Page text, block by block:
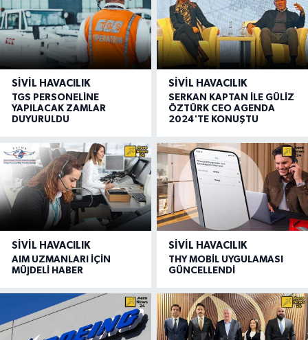
SIVIL HAVACILIK
TGS PERSONELİNE
YAPILACAK ZAMLAR
DUYURULDU
SIVIL HAVACILIK
SERKAN KAPTAN İLE GÜLİZ
ÖZTÜRK CEO AGENDA
2024'TE KONUŞTU
SIVIL HAVACILIK
AIM UZMANLARI İÇİN
MÜJDELİ HABER
SIVIL HAVACILIK
THY MOBİL UYGULAMASI
GÜNCELLENDİ